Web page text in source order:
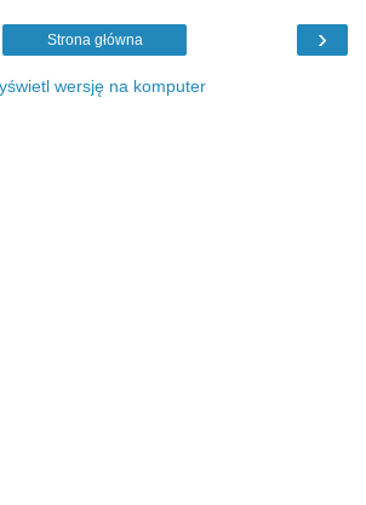
›
Strona główna
wersję na komputer